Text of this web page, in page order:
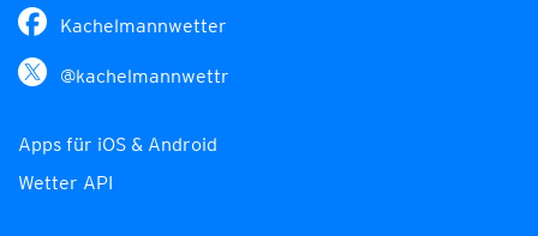
Kachelmannwetter
@kachelmannwettr
Apps für iOS & Android
Wetter API